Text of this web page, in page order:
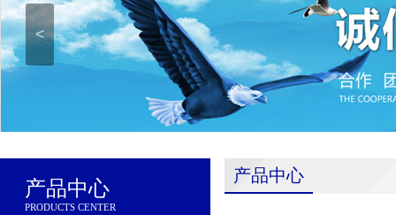
<
产品中心
PRODUCTS CENTER
产品中心